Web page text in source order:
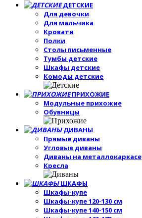
ДЕТСКИЕ
Для девочки
Для мальчика
Кровати
Полки
Столы письменные
Тумбы детские
Шкафы детские
Комоды детские
ПРИХОЖИЕ
Модульные прихожие
Обувницы
ДИВАНЫ
Прямые диваны
Угловые диваны
Диваны на металлокаркасе
Кресла
ШКАФЫ
Шкафы-купе
Шкафы-купе 120-130 см
Шкафы-купе 140-150 см